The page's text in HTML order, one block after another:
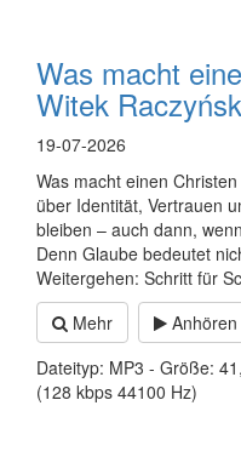
Was macht
Witek
19-07-2026
Was macht einen
über Identität, Vertrauen
bleiben – auch dann,
Denn Glaube bedeutet
Weitergehen: Schritt für
Mehr
Anhören
Dateityp: MP3 - Größe:
(128 kbps 44100 Hz)